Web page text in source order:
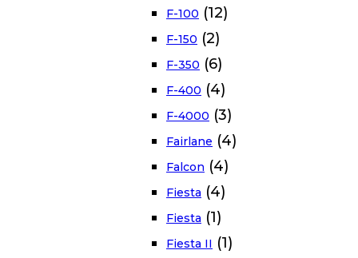
F-100 (12)
F-150 (2)
F-350 (6)
F-400 (4)
F-4000 (3)
Fairlane (4)
Falcon (4)
Fiesta (4)
Fiesta (1)
Fiesta II (1)